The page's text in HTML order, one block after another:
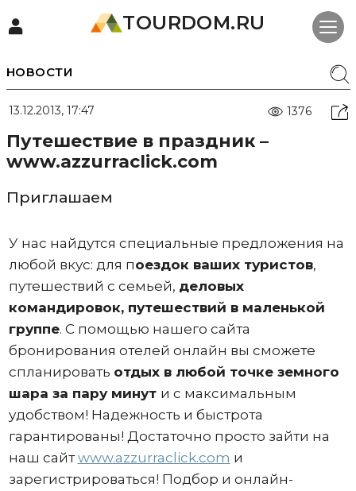
TOURDOM.RU
НОВОСТИ
13.12.2013, 17:47 1376
Путешествие в праздник –
www.azzurraclick.com
Приглашаем
У нас найдутся специальные предложения на
любой вкус: для поездок ваших туристов,
путешествий с семьей, деловых
командировок, путешествий в маленькой
группе. С помощью нашего сайта
бронирования отелей онлайн вы сможете
спланировать отдых в любой точке земного
шара за пару минут и с максимальным
удобством! Надежность и быстрота
гарантированы! Достаточно просто зайти на
наш сайтwww.azzurraclick.com и
зарегистрироваться! Подбор и онлайн-